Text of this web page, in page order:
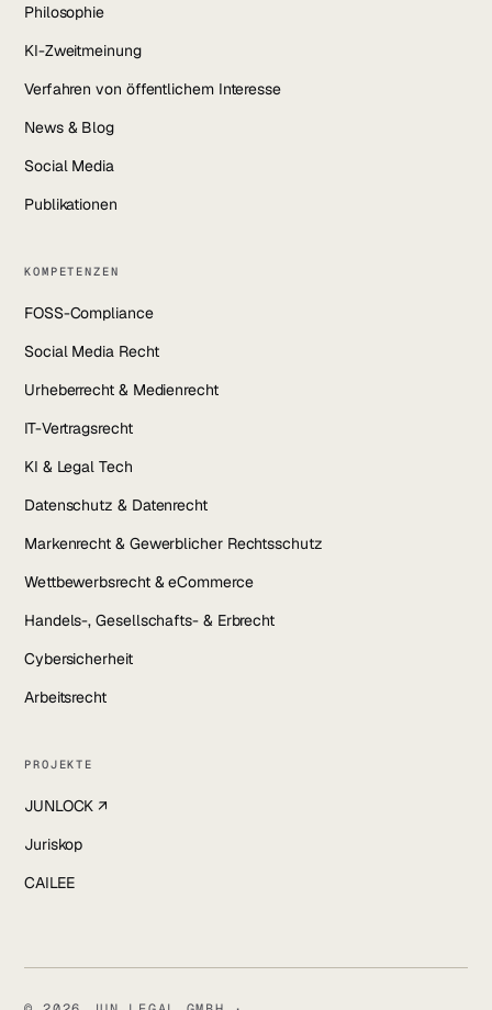
Philosophie
KI-Zweitmeinung
Verfahren von öffentlichem Interesse
News & Blog
Social Media
Publikationen
KOMPETENZEN
FOSS-Compliance
Social Media Recht
Urheberrecht & Medienrecht
IT-Vertragsrecht
KI & Legal Tech
Datenschutz & Datenrecht
Markenrecht & Gewerblicher Rechtsschutz
Wettbewerbsrecht & eCommerce
Handels-, Gesellschafts- & Erbrecht
Cybersicherheit
Arbeitsrecht
PROJEKTE
JUNLOCK ↗
Juriskop
CAILEE